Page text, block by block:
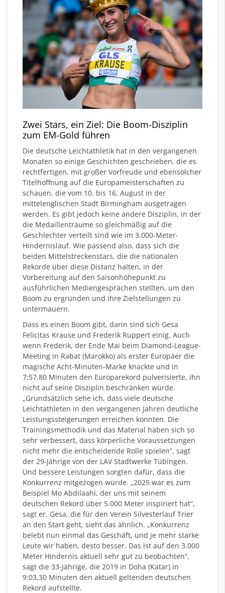
Zwei Stars, ein Ziel: Die Boom-Disziplin
zum EM-Gold führen
Die deutsche Leichtathletik hat in den vergangenen
Monaten so einige Geschichten geschrieben, die es
rechtfertigen, mit großer Vorfreude und ebensolcher
Titelhoffnung auf die Europameisterschaften zu
schauen, die vom 10. bis 16. August in der
mittelenglischen Stadt Birmingham ausgetragen
werden. Es gibt jedoch keine andere Disziplin, in der
die Medaillenträume so gleichmäßig auf die
Geschlechter verteilt sind wie im 3.000-Meter-
Hindernislauf. Wie passend also, dass sich die
beiden Mittelstreckenstars, die die nationalen
Rekorde über diese Distanz halten, in der
Vorbereitung auf den Saisonhöhepunkt zu
ausführlichen Mediengesprächen stellten, um den
Boom zu ergründen und ihre Zielstellungen zu
untermauern.
Dass es einen Boom gibt, darin sind sich Gesa
Felicitas Krause und Frederik Ruppert einig. Auch
wenn Frederik, der Ende Mai beim Diamond-League-
Meeting in Rabat (Marokko) als erster Europäer die
magische Acht-Minuten-Marke knackte und in
7:57,80 Minuten den Europarekord pulverisierte, ihn
nicht auf seine Disziplin beschränken würde.
„Grundsätzlich sehe ich, dass viele deutsche
Leichtathleten in den vergangenen Jahren deutliche
Leistungssteigerungen erreichen konnten. Die
Trainingsmethodik und das Material haben sich so
sehr verbessert, dass körperliche Voraussetzungen
nicht mehr die entscheidende Rolle spielen“, sagt
der 29-Jährige von der LAV Stadtwerke Tübingen.
Und bessere Leistungen sorgten dafür, dass die
Konkurrenz mitgezogen würde. „2025 war es zum
Beispiel Mo Abdilaahi, der uns mit seinem
deutschen Rekord über 5.000 Meter inspiriert hat“,
sagt er. Gesa, die für den Verein Silvesterlauf Trier
an den Start geht, sieht das ähnlich. „Konkurrenz
belebt nun einmal das Geschäft, und je mehr starke
Leute wir haben, desto besser. Das ist auf den 3.000
Meter Hindernis aktuell sehr gut zu beobachten“,
sagt die 33-Jährige, die 2019 in Doha (Katar) in
9:03,30 Minuten den aktuell geltenden deutschen
Rekord aufstellte.